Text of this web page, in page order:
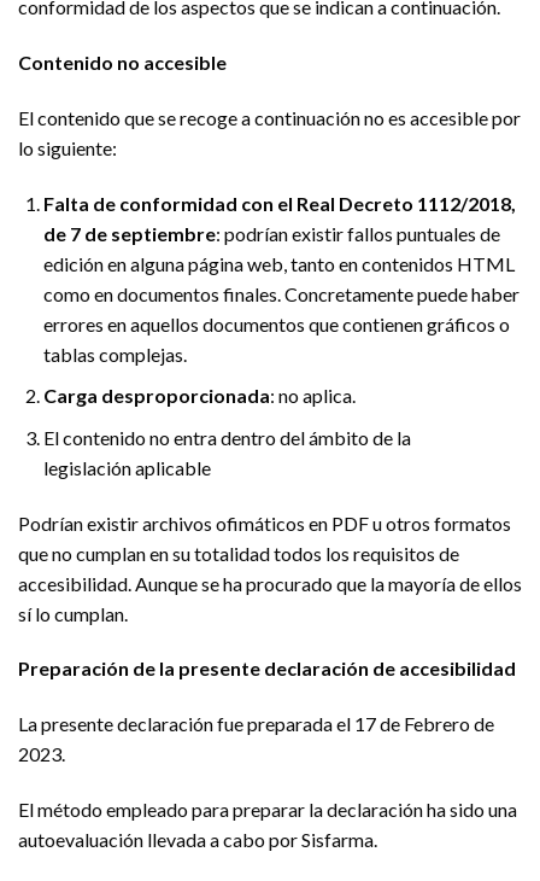
conformidad de los aspectos que se indican a continuación.
Contenido no accesible
El contenido que se recoge a continuación no es accesible por
lo siguiente:
Falta de conformidad con el Real Decreto 1112/2018,
de 7 de septiembre: podrían existir fallos puntuales de
edición en alguna página web, tanto en contenidos HTML
como en documentos finales. Concretamente puede haber
errores en aquellos documentos que contienen gráficos o
tablas complejas.
Carga desproporcionada: no aplica.
El contenidono entra dentro del ámbito de la
legislaciónaplicable
Podrían existir archivos ofimáticos en PDF u otros formatos
que no cumplan en su totalidad todos los requisitos de
accesibilidad. Aunque se ha procurado que la mayoría de ellos
sí lo cumplan.
Preparación de la presente declaración de accesibilidad
La presente declaración fue preparada el 17 de Febrero de
2023.
El método empleado para preparar la declaración ha sido una
autoevaluación llevada a cabo por Sisfarma.